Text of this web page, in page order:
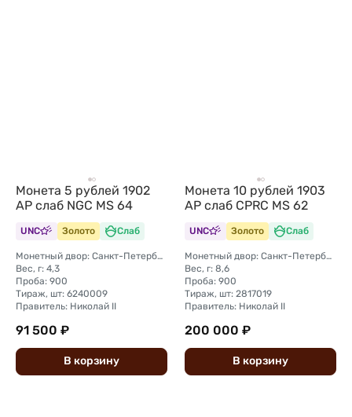
Монета 5 рублей 1902
АР слаб NGC MS 64
UNC Золото Слаб
Монетный двор: Санкт-Петербургский монетный двор
Вес, г: 4,3
Проба: 900
Тираж, шт: 6240009
Правитель: Николай II
91 500 ₽
В корзину
Монета 10 рублей 1903
АР слаб CPRC MS 62
UNC Золото Слаб
Монетный двор: Санкт-Петербургский монетный двор
Вес, г: 8,6
Проба: 900
Тираж, шт: 2817019
Правитель: Николай II
200 000 ₽
В корзину